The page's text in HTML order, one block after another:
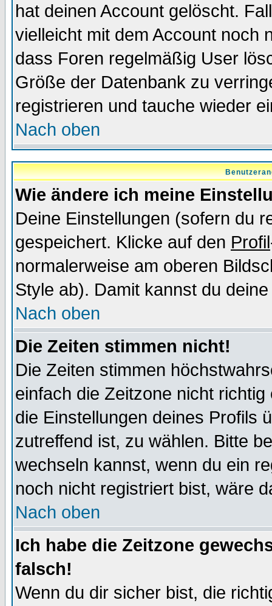
hat deinen Account gelöscht.
vielleicht mit dem Account noch
dass Foren regelmäßig User
Größe der Datenbank zu
registrieren und tauche wieder
Nach oben
Wie ändere ich meine
Deine Einstellungen (sofern du
gespeichert. Klicke auf den Profil
normalerweise am oberen
Style ab). Damit kannst du
Nach oben
Die Zeiten stimmen nicht!
Die Zeiten stimmen
einfach die Zeitzone nicht
die Einstellungen deines Profils
zutreffend ist, zu wählen. Bitte
wechseln kannst, wenn du ein
noch nicht registriert bist, wäre
Nach oben
Ich habe die Zeitzone
falsch!
Wenn du dir sicher bist, die